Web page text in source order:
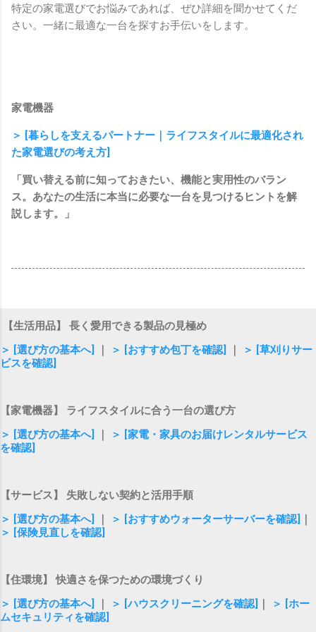
特定の家電選びでお悩みであれば、ぜひ詳細を聞かせてくだ
さい。一緒に最適な一台を探すお手伝いをします。
家電機器
＞ [暮らしを支えるパートナー｜ライフスタイルに最適化され
た家電選びの考え方]
「買い替える前に知っておきたい、機能と実用性のバラン
ス。あなたの生活に本当に必要な一台を見つけるヒントを解
説します。」
【生活用品】 長く愛用できる製品の見極め
＞ [選び方の基本へ]
＞ [おすすめ包丁を確認]
＞ [草刈りサー
ビスを確認]
【家電機器】 ライフスタイルに合う一台の選び方
＞ [選び方の基本へ]
＞ [家電・家具のお届けレンタルサービス
を確認]
【サービス】 失敗しない契約と活用手順
＞ [選び方の基本へ]
＞ [おすすめウォーターサーバーを確認]
＞ [保険見直しを確認]
【住環境】 快適さを保つための環境づくり
＞ [選び方の基本へ]
＞ [ハウスクリーニングを確認]
＞ [ホー
ムセキュリティを確認]